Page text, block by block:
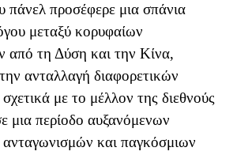
πάνελ προσέφερε μια σπάνια
μεταξύ κορυφαίων
από τη Δύση και την Κίνα,
ανταλλαγή διαφορετικών
με το μέλλον της διεθνούς
μια περίοδο αυξανόμενων
ανταγωνισμών και παγκόσμιων